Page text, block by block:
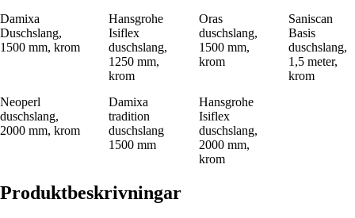
Damixa
Duschslang,
1500 mm, krom
Hansgrohe
Isiflex
duschslang,
1250 mm,
krom
Oras
duschslang,
1500 mm,
krom
Saniscan
Basis
duschslang,
1,5 meter,
krom
Neoperl
duschslang,
2000 mm, krom
Damixa
tradition
duschslang
1500 mm
Hansgrohe
Isiflex
duschslang,
2000 mm,
krom
Produktbeskrivningar